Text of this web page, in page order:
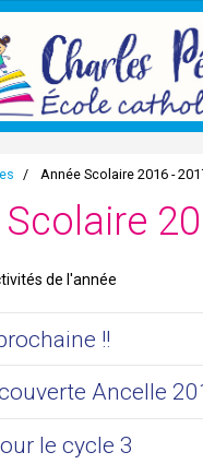
Année Scolaire 2016 -
de l'année
!!
Ancelle
le cycle 3